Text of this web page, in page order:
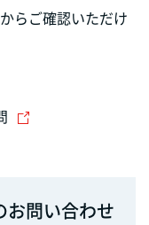
らご確認いただけ
お問い合わせ